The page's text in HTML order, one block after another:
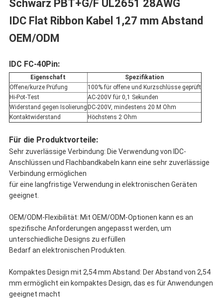
Schwarz PBT+G/F UL2651 28AWG
IDC Flat Ribbon Kabel 1,27 mm Abstand
OEM/ODM
IDC FC-40Pin:
Eigenschaft
Spezifikation
Offene/kurze Prüfung
100% für offene und Kurzschlüsse geprüft
Hi-Pot-Test
AC-200V für 0,1 Sekunden
Widerstand gegen Isolierung DC-200V, mindestens 20 M Ohm
Kontaktwiderstand
Höchstens 2 Ohm
Für die Produktvorteile:
Sehr zuverlässige Verbindung: Die Verwendung von IDC-
Anschlüssen und Flachbandkabeln kann eine sehr zuverlässige
Verbindung ermöglichen
für eine langfristige Verwendung in elektronischen Geräten
geeignet.
OEM/ODM-Flexibilität: Mit OEM/ODM-Optionen kann es an
spezifische Anforderungen angepasst werden, um
unterschiedliche Designs zu erfüllen
Bedarf an elektronischen Produkten.
Kompaktes Design mit 2,54 mm Abstand: Der Abstand von 2,54
mm ermöglicht ein kompaktes Design, das es für Anwendungen
geeignet macht